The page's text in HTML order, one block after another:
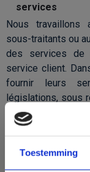
Toestemming
services
Nous travaillons
sous-traitants ou
des services de
service client.
fournir leurs
législations, sous
cadre des
confidentialité
personnelles ou à